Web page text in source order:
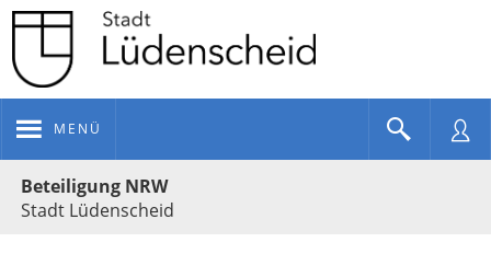
MENÜ
Beteiligung NRW
Stadt Lüdenscheid